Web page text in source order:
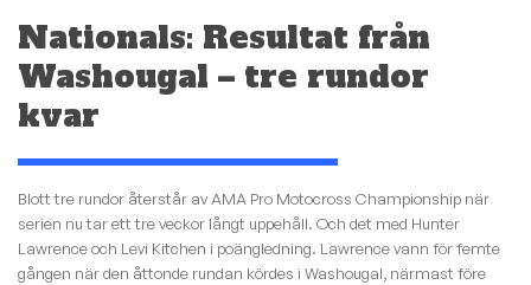
Nationals: Resultat från
Washougal – tre rundor
kvar
Blott tre rundor återstår av AMA Pro Motocross Championship när
serien nu tar ett tre veckor långt uppehåll. Och det med Hunter
Lawrence och Levi Kitchen i poängledning. Lawrence vann för femte
gången när den åttonde rundan kördes i Washougal, närmast före